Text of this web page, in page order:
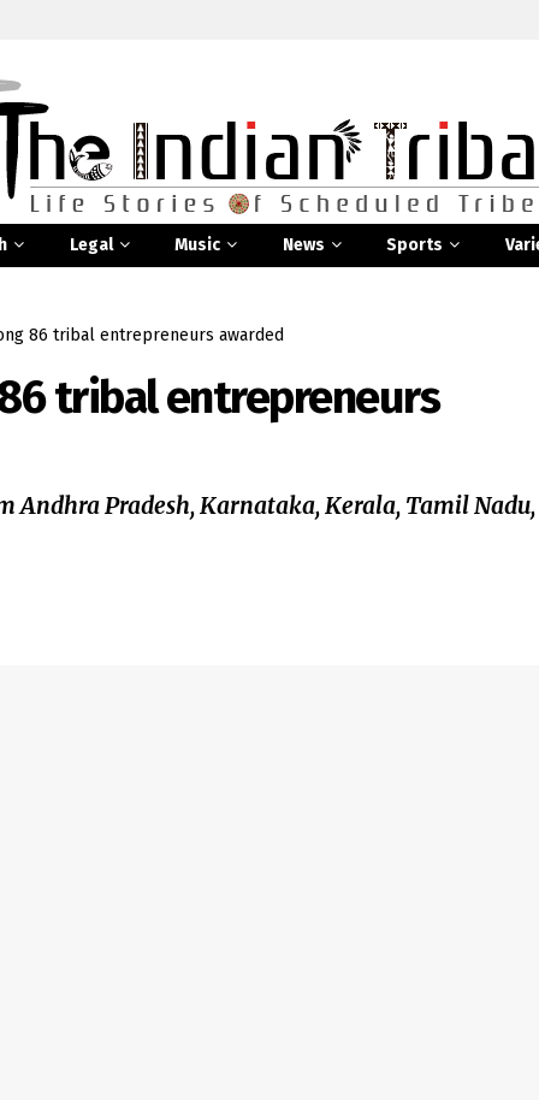
Legal Music News Sports
86 tribal entrepreneurs awarded
tribal entrepreneurs
Andhra Pradesh, Karnataka, Kerala, Tamil Nadu,